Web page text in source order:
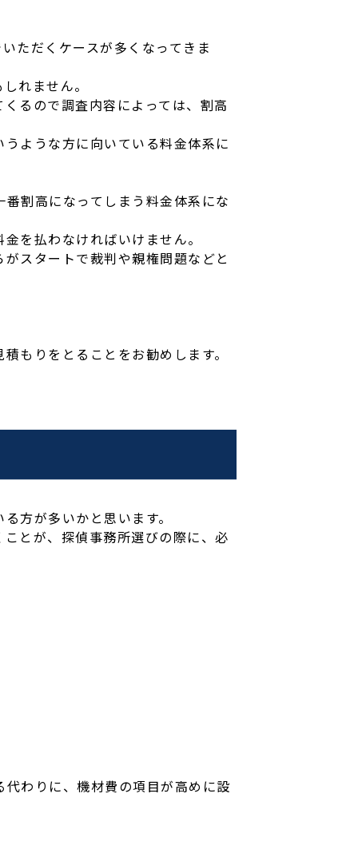
ただくケースが多くなってきま
れません。
るので調査内容によっては、割高
ような方に向いている料金体系に
割高になってしまう料金体系にな
を払わなければいけません。
スタートで裁判や親権問題などと
もりをとることをお勧めします。
方が多いかと思います。
とが、探偵事務所選びの際に、必
わりに、機材費の項目が高めに設